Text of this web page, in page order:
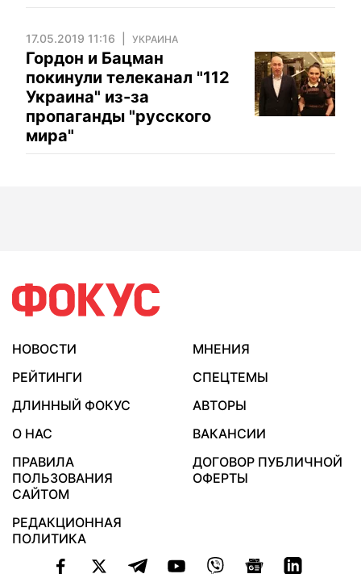
17.05.2019 11:16 УКРАИНА
Гордон и Бацман
покинули телеканал "112
Украина" из-за
пропаганды "русского
мира"
НОВОСТИ
МНЕНИЯ
РЕЙТИНГИ
СПЕЦТЕМЫ
ДЛИННЫЙ ФОКУС
АВТОРЫ
О НАС
ВАКАНСИИ
ПРАВИЛА
ПОЛЬЗОВАНИЯ
САЙТОМ
ДОГОВОР ПУБЛИЧНОЙ
ОФЕРТЫ
РЕДАКЦИОННАЯ
ПОЛИТИКА